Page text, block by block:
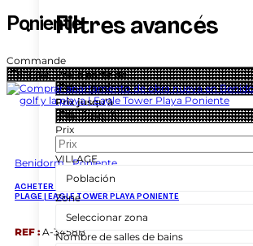
Filtres avancés
Prix à partir de
Prix jusqu'à
Prix
VILLAGE
Población
Zone
Seleccionar zona
Nombre de salles de bains
Poniente
Commande
Benidorm Poniente
ACHETER UN APPARTEMENT NEUF À BENIDORM PRÈS DU
PLAGE | EAGLE TOWER PLAYA PONIENTE
REF : A-3458B